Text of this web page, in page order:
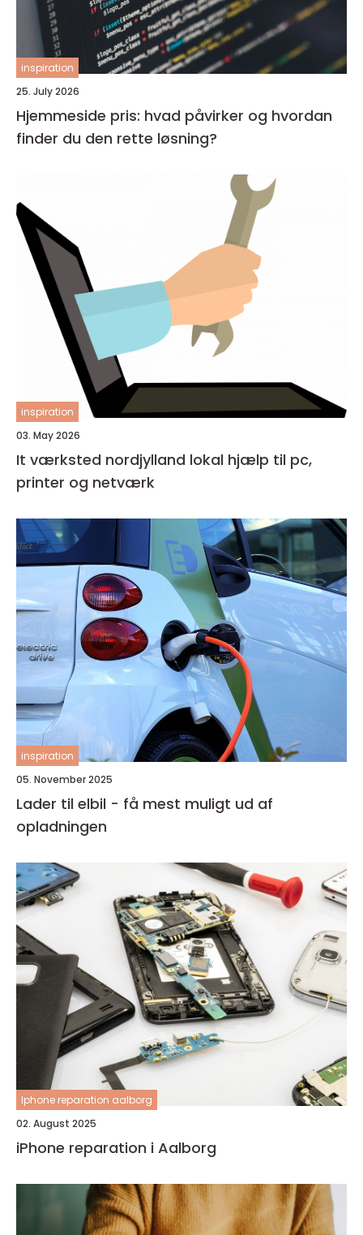
inspiration
25. July 2026
Hjemmeside pris: hvad påvirker og hvordan
finder du den rette løsning?
inspiration
03. May 2026
It værksted nordjylland lokal hjælp til pc,
printer og netværk
inspiration
05. November 2025
Lader til elbil - få mest muligt ud af
opladningen
Iphone reparation aalborg
02. August 2025
iPhone reparation i Aalborg